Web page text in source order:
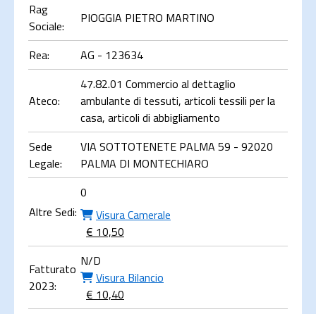
Rag
Sociale:
PIOGGIA PIETRO MARTINO
Rea: AG - 123634
Ateco:
47.82.01 Commercio al dettaglio
ambulante di tessuti, articoli tessili per la
casa, articoli di abbigliamento
Sede
Legale:
VIA SOTTOTENETE PALMA 59 - 92020
PALMA DI MONTECHIARO
Altre Sedi:
0
Visura Camerale
€ 10,50
Fatturato
2023:
N/D
Visura Bilancio
€ 10,40